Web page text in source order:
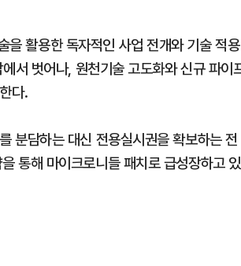
을 활용한 독자적인 사업 전개와 기술 적용
서 벗어나, 원천기술 고도화와 신규 파이
다.
분담하는 대신 전용실시권을 확보하는 전
통해 마이크로니들 패치로 급성장하고 있